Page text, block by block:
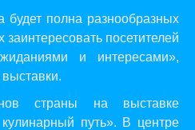
будет полна разнообразных
посетителей
и интересами»,
страны на выставке
путь». В центре